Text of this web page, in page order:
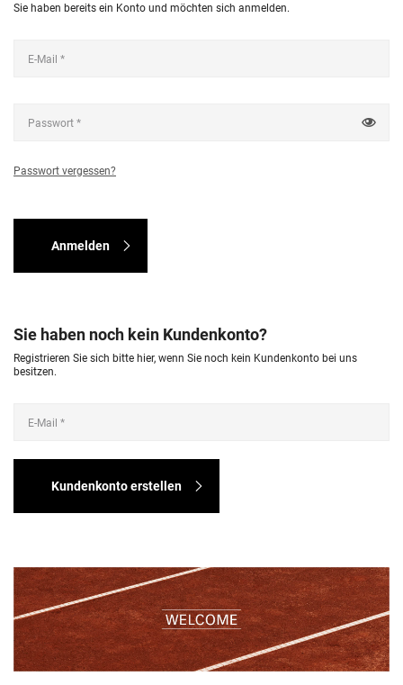
Sie haben bereits ein Konto und möchten sich anmelden.
Passwort vergessen?
Anmelden
Sie haben noch kein Kundenkonto?
Registrieren Sie sich bitte hier, wenn Sie noch kein Kundenkonto bei uns
besitzen.
Kundenkonto erstellen